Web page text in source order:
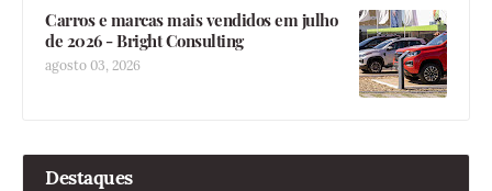
Carros e marcas mais vendidos em julho
de 2026 - Bright Consulting
agosto 03, 2026
Destaques